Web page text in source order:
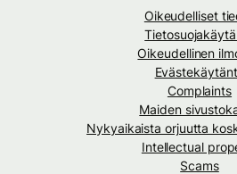
Oikeudelliset
Oikeudellinen
Complaints
Maiden
Nykyaikaista orjuutta
Intellectual
Scams